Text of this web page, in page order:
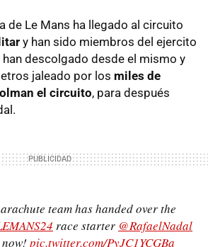
de Le Mans ha llegado al circuito
y han sido miembros del ejercito
descolgado desde el mismo y
jaleado por los miles de
el circuito, para después
team has handed over the
race starter @RafaelNadal
pic.twitter.com/PyJC1YCGBa